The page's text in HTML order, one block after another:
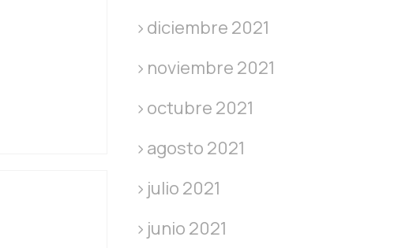
diciembre 2021
noviembre 2021
octubre 2021
agosto 2021
julio 2021
junio 2021